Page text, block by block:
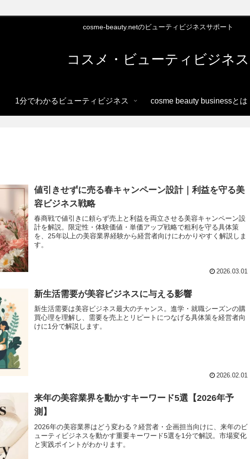
cosme-beauty.netのビューティビジネスサポート
コスメ・ビューティビジネス
1分でわかるビューティビジネス cosme beauty businessとは
値引きせずに売る春キャンペーン設計｜利益を守る美
容ビジネス戦略
春商戦で値引きに頼らず売上と利益を両立させる美容キャンペーン設
計を解説。限定性・体験価値・単価アップ戦略で粗利を守る具体策
を、25年以上の美容業界経験から経営者向けにわかりやすく解説しま
す。
2026.03.01
新生活需要が美容ビジネスに与える影響
新生活需要は美容ビジネス最大のチャンス。進学・就職シーズンの購
買心理を理解し、需要を売上とリピートにつなげる具体策を経営者向
けに1分で解説します。
2026.02.01
来年の美容業界を動かすキーワード5選【2026年予
測】
2026年の美容業界はどう変わる？経営者・企画担当向けに、来年のビ
ューティビジネスを動かす重要キーワード5選を1分で解説。市場変化
と実践ポイントがわかります。